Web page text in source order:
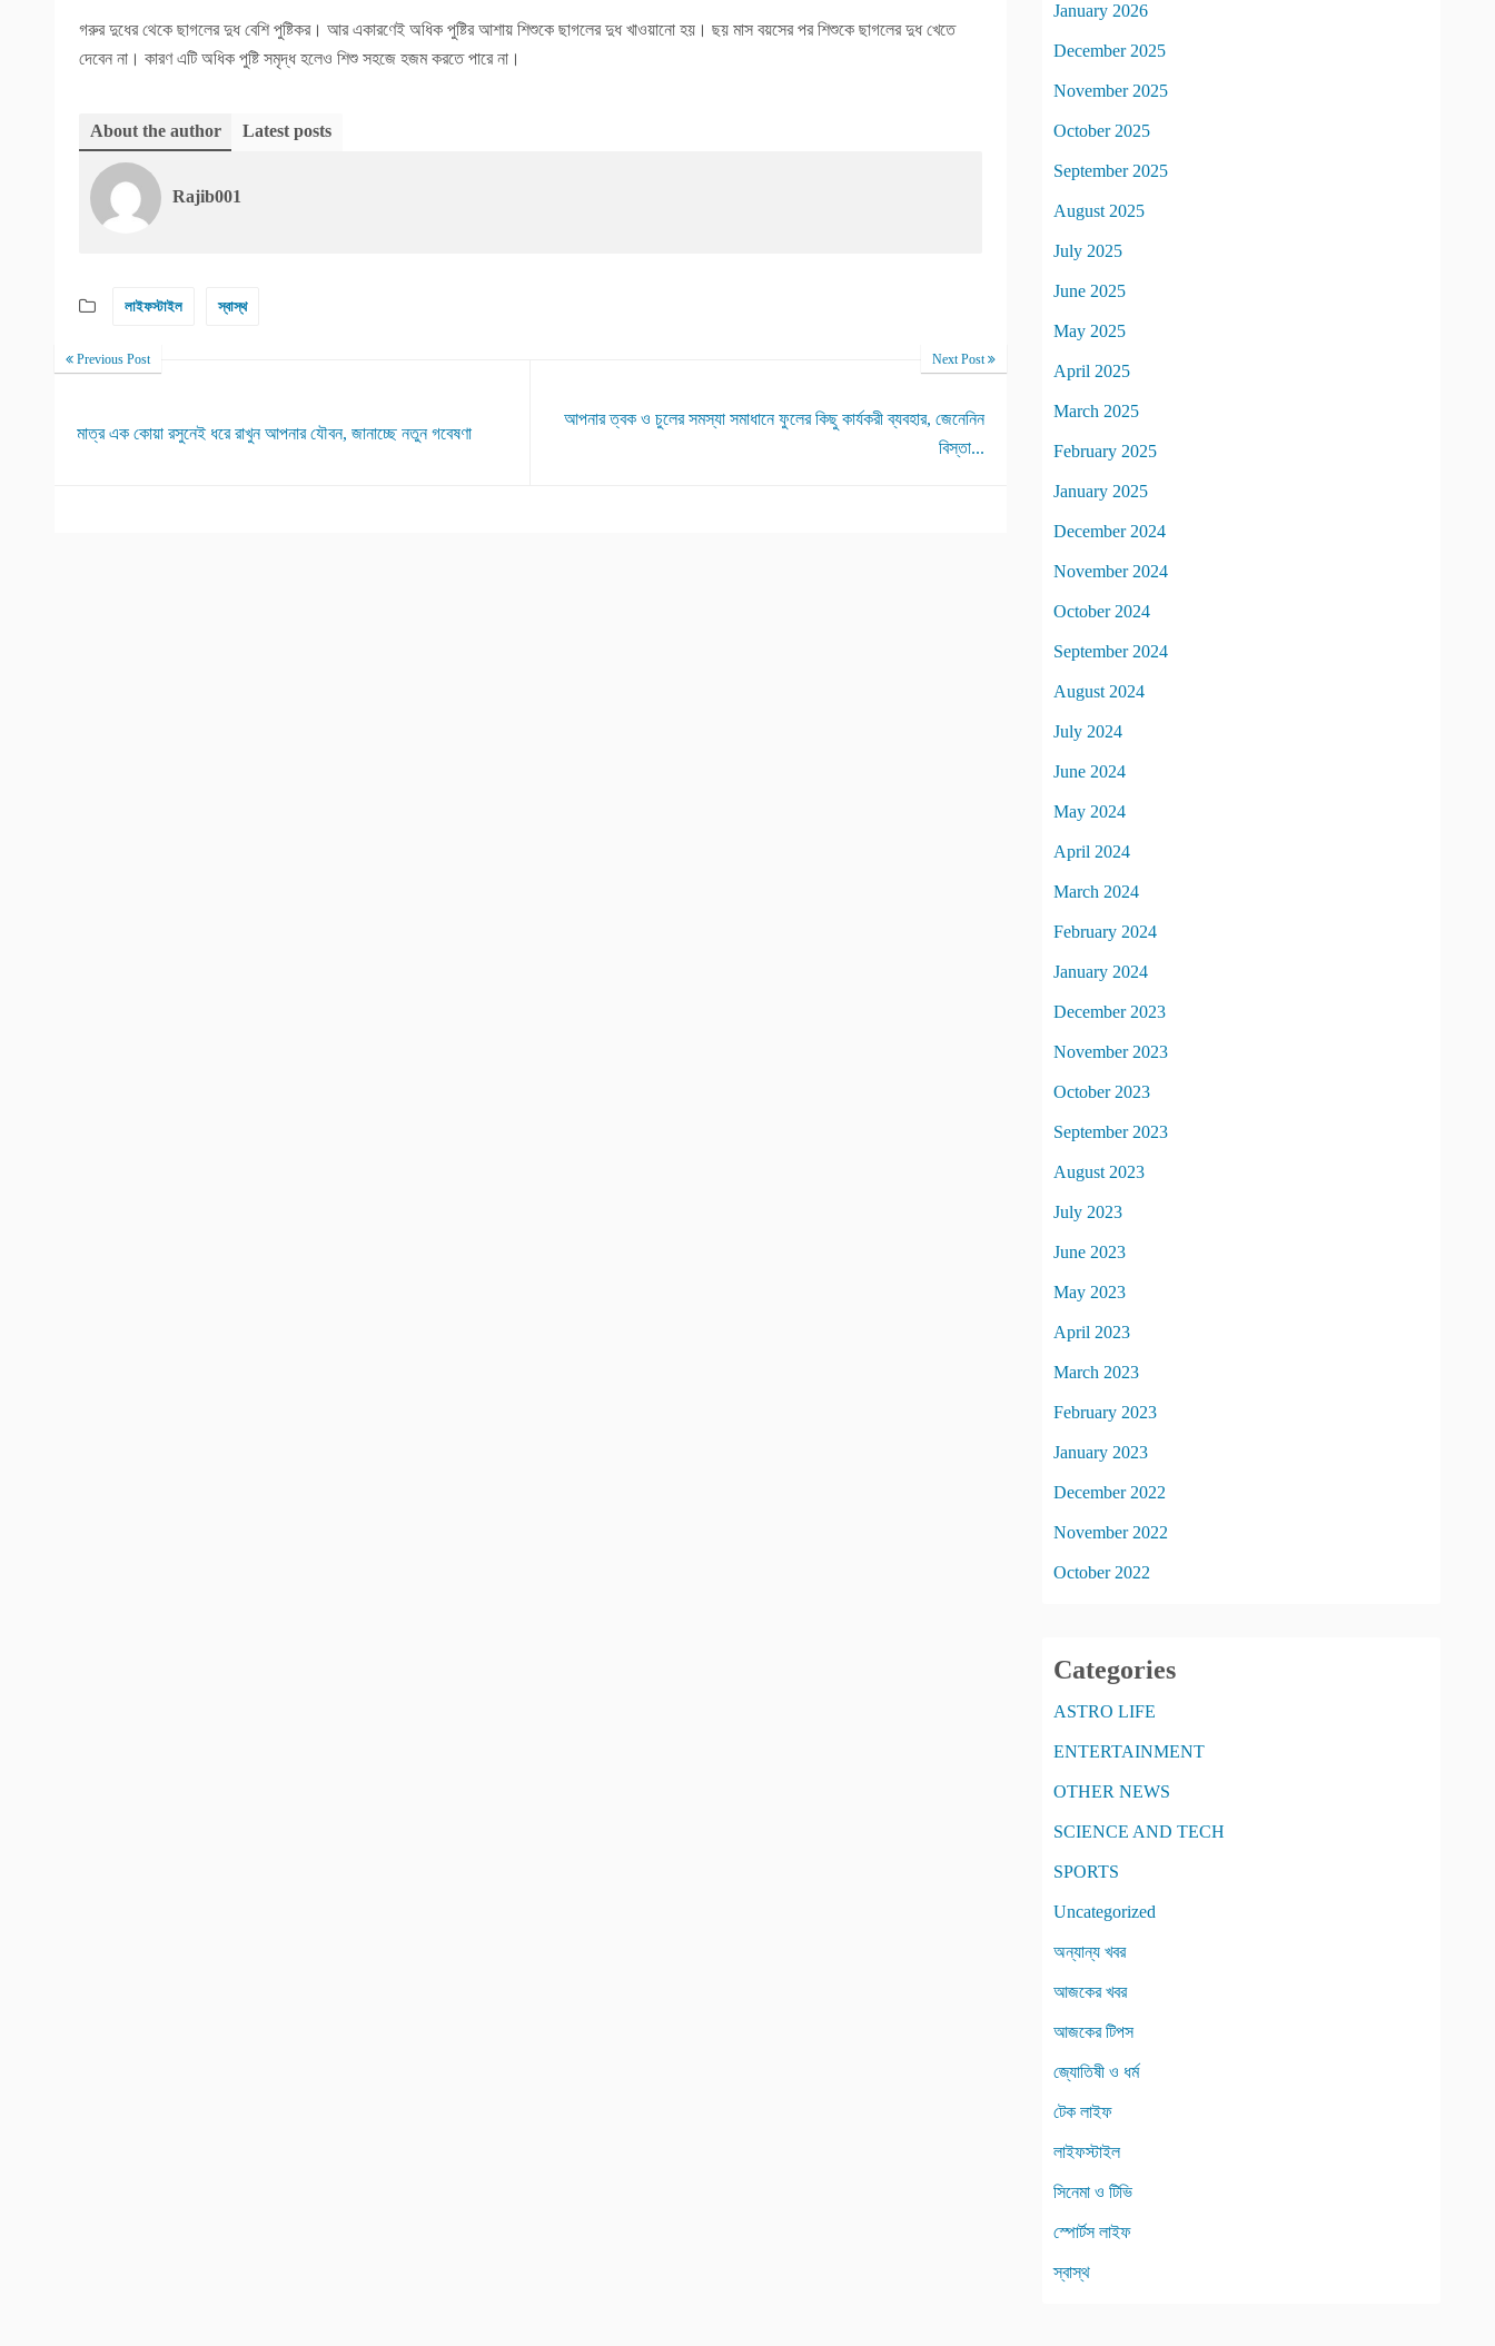
গরুর দুধের থেকে ছাগলের দুধ বেশি পুষ্টিকর। আর একারণেই অধিক পুষ্টির আশায় শিশুকে ছাগলের দুধ খাওয়ানো হয়। ছয় মাস বয়সের পর শিশুকে ছাগলের দুধ খেতে
দেবেন না। কারণ এটি অধিক পুষ্টি সমৃদ্ধ হলেও শিশু সহজে হজম করতে পারে না।
About the author Latest posts
Rajib001
লাইফস্টাইল স্বাস্থ
Previous Post
মাত্র এক কোয়া রসুনেই ধরে রাখুন আপনার যৌবন, জানাচ্ছে নতুন গবেষণা
Next Post
আপনার ত্বক ও চুলের সমস্যা সমাধানে ফুলের কিছু কার্যকরী ব্যবহার, জেনেনিন
বিস্তা...
January 2026
December 2025
November 2025
October 2025
September 2025
August 2025
July 2025
June 2025
May 2025
April 2025
March 2025
February 2025
January 2025
December 2024
November 2024
October 2024
September 2024
August 2024
July 2024
June 2024
May 2024
April 2024
March 2024
February 2024
January 2024
December 2023
November 2023
October 2023
September 2023
August 2023
July 2023
June 2023
May 2023
April 2023
March 2023
February 2023
January 2023
December 2022
November 2022
October 2022
Categories
ASTRO LIFE
ENTERTAINMENT
OTHER NEWS
SCIENCE AND TECH
SPORTS
Uncategorized
অন্যান্য খবর
আজকের খবর
আজকের টিপস
জ্যোতিষী ও ধর্ম
টেক লাইফ
লাইফস্টাইল
সিনেমা ও টিভি
স্পোর্টস লাইফ
স্বাস্থ